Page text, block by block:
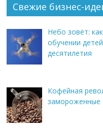
Свежие бизнес-
Небо зовёт:
обучении
десятилетия
Кофейная
замороженные